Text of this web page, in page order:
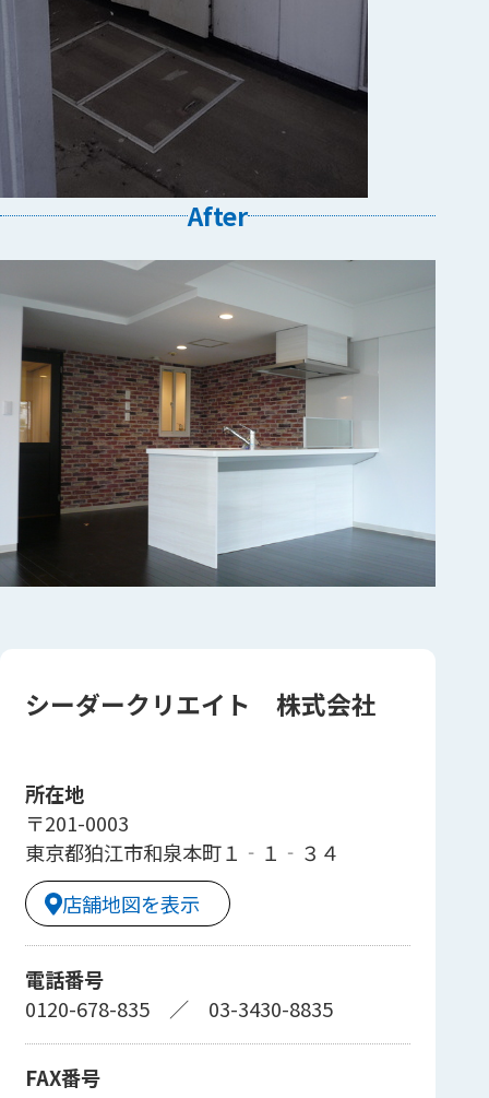
After
シーダークリエイト 株式会社
所在地
〒201-0003
東京都狛江市和泉本町１‐１‐３４
店舗地図を表示
電話番号
0120-678-835／ 03-3430-8835
FAX番号